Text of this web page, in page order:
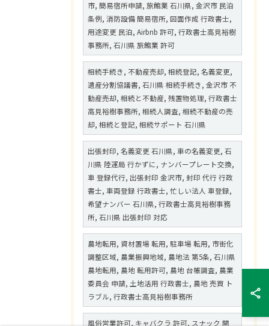
市, 簡易宿所申請, 旅館業 石川県, 金沢市 民泊
条例, 消防設備 簡易宿所, 図面作成 行政書士,
用途変更 民泊, Airbnb 許可, 行政書士高見裕樹
事務所, 石川県 旅館業 許可
相続手続き, 不動産売却, 相続登記, 名義変更,
遺産分割協議書, 石川県 相続手続き, 金沢市 不
動産売却, 相続と不動産, 残置物処理, 行政書士
高見裕樹事務所, 相続人調査, 相続不動産の売
却, 相続と登記, 相続サポート 石川県
出張封印, 名義変更 石川県, 車の名義変更, 石
川県 陸運局 行かずに, ナンバープレート交換,
車 登録代行, 出張封印 金沢市, 封印 代行 行政
書士, 車両登録 行政書士, 忙しい法人 車登録,
希望ナンバー 石川県, 行政書士高見裕樹事務
所, 石川県 出張封印 対応
農地転用, 資材置場 転用, 駐車場 転用, 市街化
調整区域, 農業振興地域, 農地法 第5条, 石川県
農地転用, 農地 転用許可, 農地 台帳調査, 農業
委員会 申請, 土地活用 行政書士, 農地 売買 ト
ラブル, 行政書士高見裕樹事務所
風俗営業許可, キャバクラ 許可, スナック 開